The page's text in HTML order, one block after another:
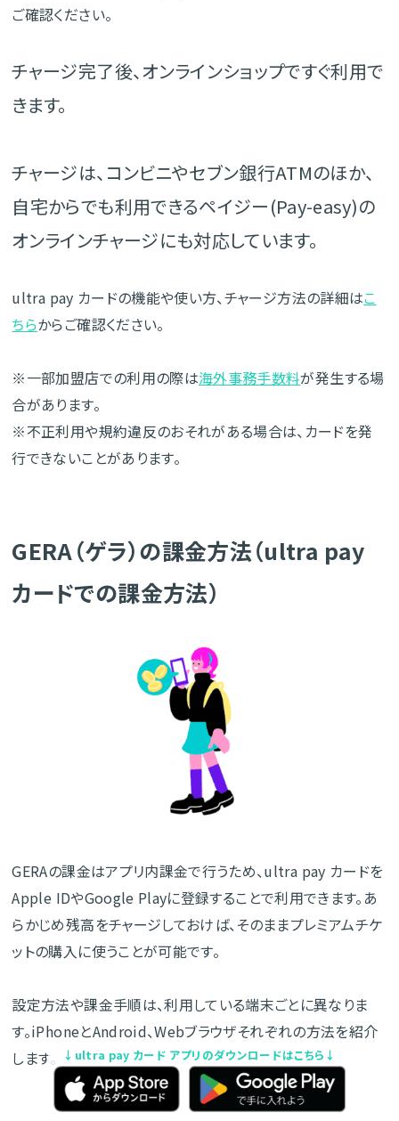
ご確認ください。
チャージ完了後、オンラインショップですぐ利用で
きます。
チャージは、コンビニやセブン銀行ATMのほか、
自宅からでも利用できるペイジー(Pay-easy)の
オンラインチャージにも対応しています。
ultra pay カードの機能や使い方、チャージ方法の詳細はこ
ちらからご確認ください。
※一部加盟店での利用の際は海外事務手数料が発生する場
合があります。
※不正利用や規約違反のおそれがある場合は、カードを発
行できないことがあります。
GERA（ゲラ）の課金方法（ultra pay
カードでの課金方法）
GERAの課金はアプリ内課金で行うため、ultra pay カードを
Apple IDやGoogle Playに登録することで利用できます。あ
らかじめ残高をチャージしておけば、そのままプレミアムチケ
ットの購入に使うことが可能です。
設定方法や課金手順は、利用している端末ごとに異なりま
す。iPhoneとAndroid、Webブラウザそれぞれの方法を紹介
します。 ↓ultra pay カード アプリのダウンロードはこちら↓